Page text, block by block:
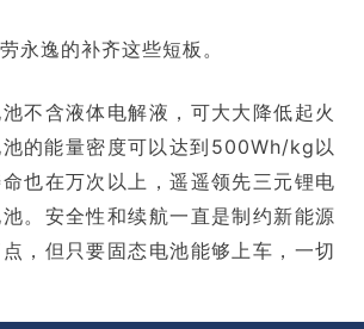
永逸的补齐这些短板。
不含液体电解液，可大大降低起火
池的能量密度可以达到500Wh/kg以
也在万次以上，遥遥领先三元锂电
。安全性和续航一直是制约新能源
，但只要固态电池能够上车，一切